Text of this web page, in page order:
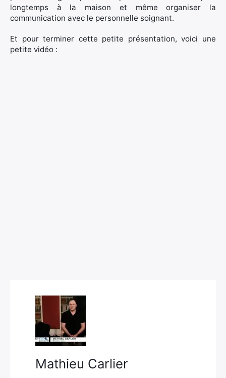
longtemps à la maison et même organiser la
communication avec le personnelle soignant.
Et pour terminer cette petite présentation, voici une
petite vidéo :
Mathieu Carlier